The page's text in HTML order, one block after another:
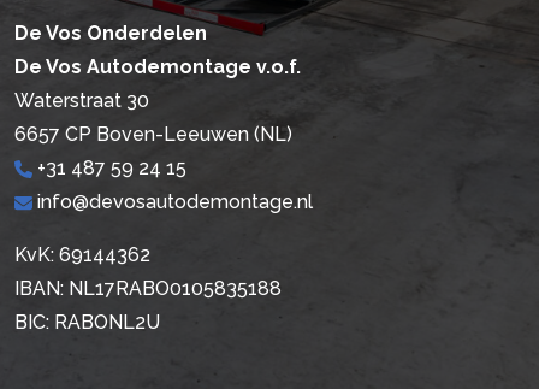
De Vos Onderdelen
De Vos Autodemontage v.o.f.
Waterstraat 30
6657 CP Boven-Leeuwen (NL)
+31 487 59 24 15
info@devosautodemontage.nl
KvK: 69144362
IBAN: NL17RABO0105835188
BIC: RABONL2U